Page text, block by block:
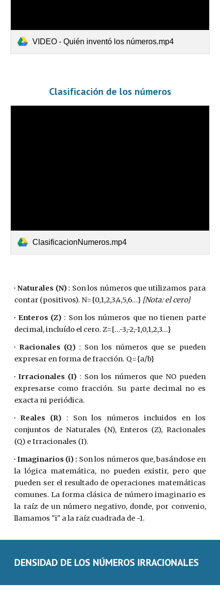
VIDEO - Quién inventó los números.mp4
Clasificación de los números
ClasificacionNumeros.mp4
· Naturales (N) : Son los números que utilizamos para
contar (positivos). N={0,1,2,3,4,5,6...} [Nota: el cero]
· Enteros (Z) : Son los números que no tienen parte
decimal, incluído el cero. Z=[...-3,-2,-1,0,1,2,3...}
· Racionales (Q) : Son los números que se pueden
expresar en forma de fracción. Q={a/b}
· Irracionales (I) : Son los números que NO pueden
expresarse como fracción. Su parte decimal no es
exacta ni periódica.
· Reales (R) : Son los números incluidos en los
conjuntos de Naturales (N), Enteros (Z), Racionales
(Q) e Irracionales (I).
· Imaginarios (i) : Son los números que, basándose en
la lógica matemática, no pueden existir, pero que
pueden ser el resultado de operaciones matemáticas
comunes. La forma clásica de número imaginario es
la raíz de un número negativo, donde, por convenio,
llamamos "i" a la raíz cuadrada de -1.
DENSIDAD DE LOS NÚMEROS IRRACIONALES